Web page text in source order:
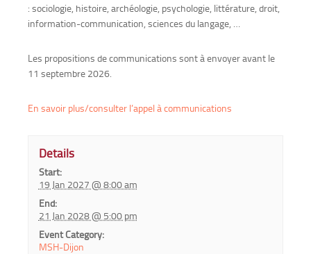
: sociologie, histoire, archéologie, psychologie, littérature, droit,
information-communication, sciences du langage, …
Les propositions de communications sont à envoyer avant le
11 septembre 2026.
En savoir plus/consulter l’appel à communications
Details
Start:
19 Jan 2027 @ 8:00 am
End:
21 Jan 2028 @ 5:00 pm
Event Category:
MSH-Dijon